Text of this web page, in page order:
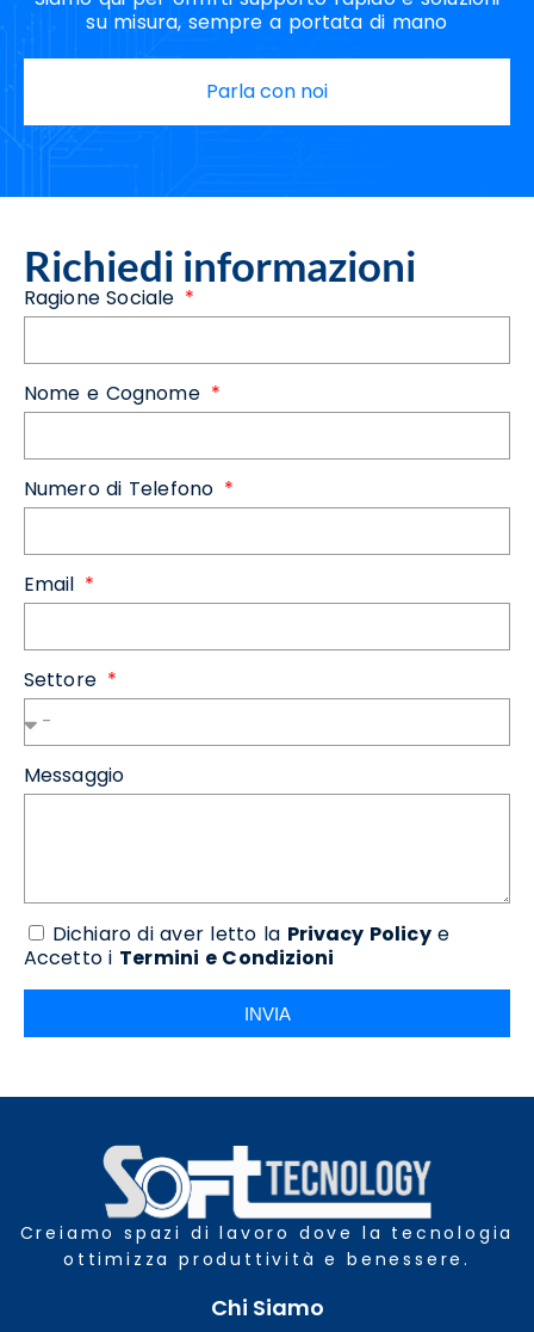
su misura, sempre a portata di mano
Parla con noi
Richiedi informazioni
Ragione Sociale
Nome e Cognome
Numero di Telefono
Email
Settore
Messaggio
Dichiaro di aver letto la Privacy Policye
Accetto i Termini e Condizioni
INVIA
Creiamo spazi di lavoro dove la tecnologia
ottimizza produttività e benessere.
Chi Siamo